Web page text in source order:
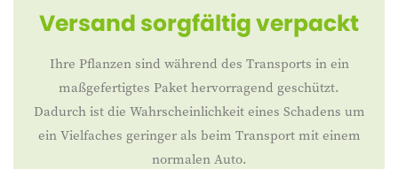
Versand sorgfältig verpackt
Ihre Pflanzen sind während des Transports in ein
maßgefertigtes Paket hervorragend geschützt.
Dadurch ist die Wahrscheinlichkeit eines Schadens um
ein Vielfaches geringer als beim Transport mit einem
normalen Auto.